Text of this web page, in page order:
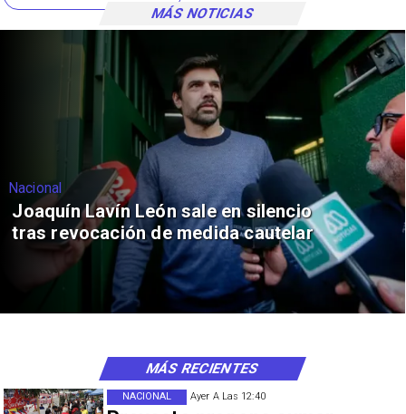
MÁS NOTICIAS
Nacional
Joaquín Lavín León sale en silencio
tras revocación de medida cautelar
Ayer A Las 12:40
NACIONAL
MÁS RECIENTES